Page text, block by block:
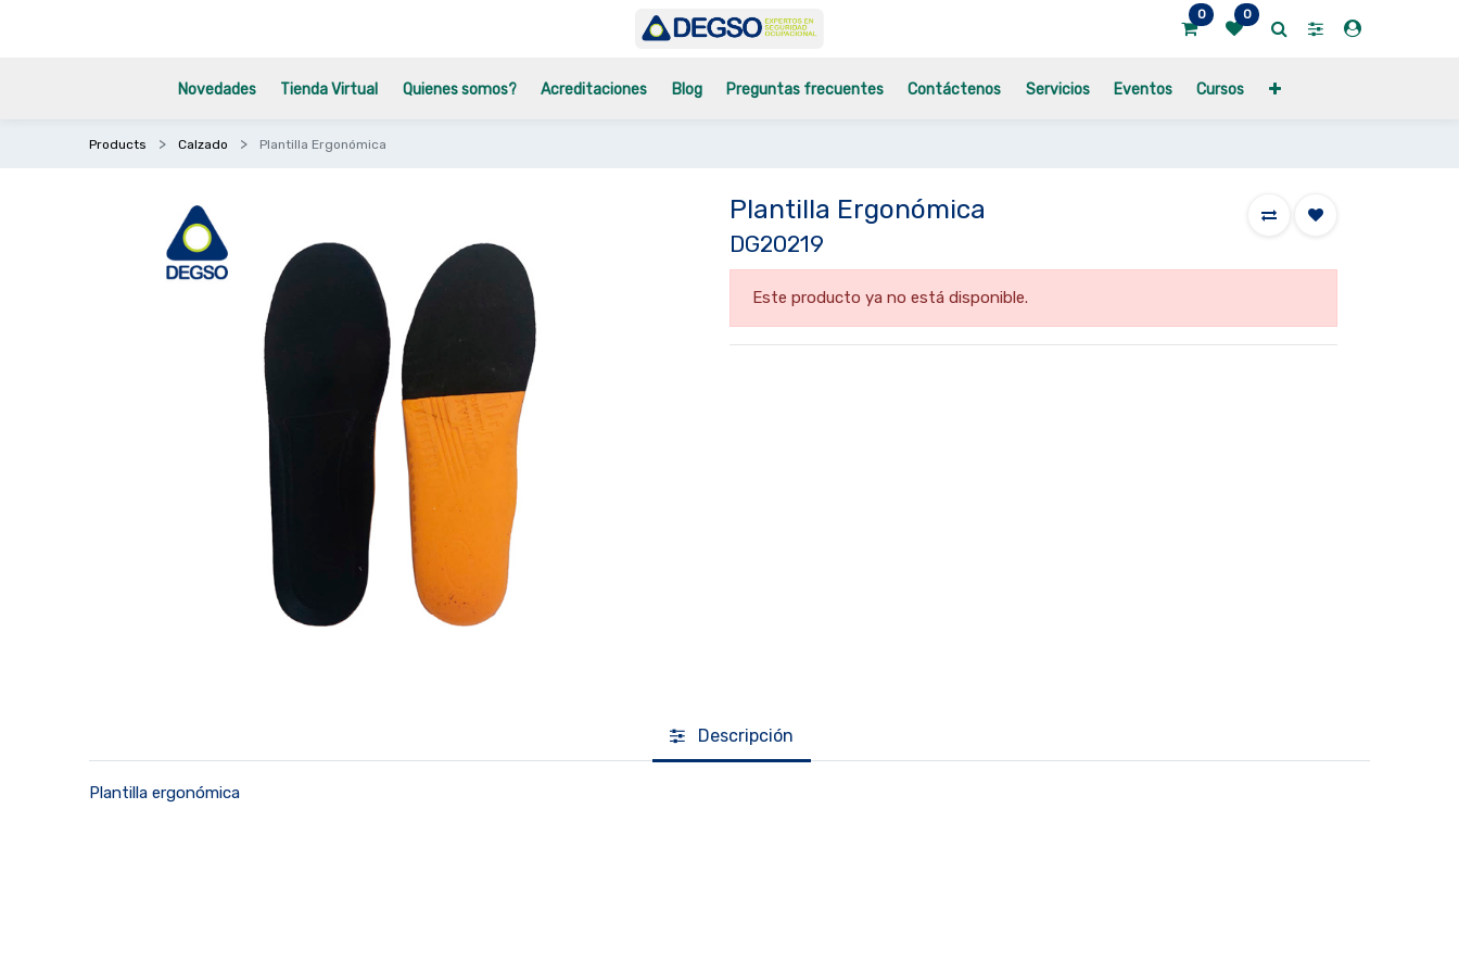
0 0
Novedades Tienda Virtual Quienes somos? Acreditaciones Blog Preguntas frecuentes Contáctenos Servicios Eventos Cursos
Products Calzado Plantilla Ergonómica
Plantilla Ergonómica
DG20219
Este producto ya no está disponible.
Descripción
Plantilla ergonómica